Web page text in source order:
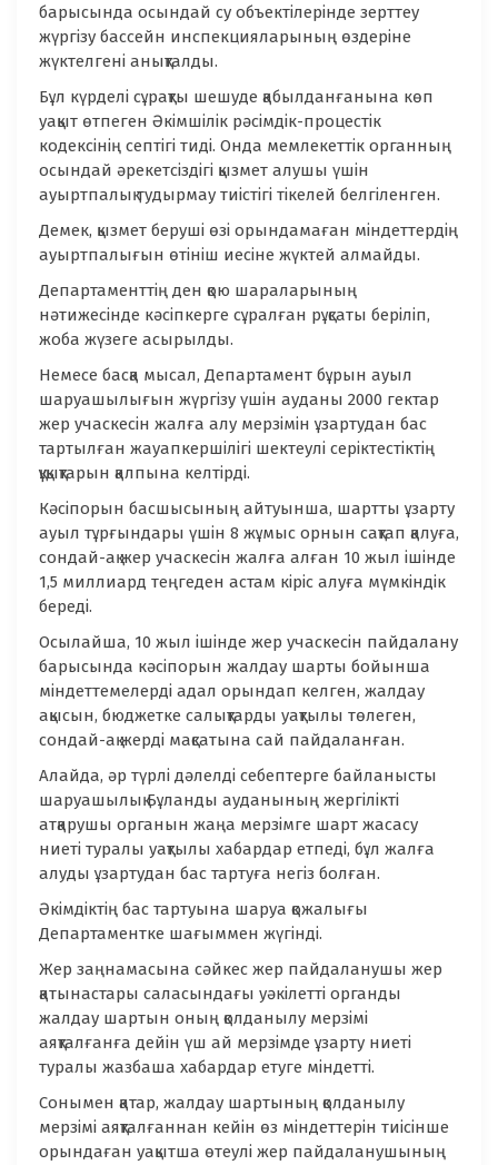
барысында осындай су объектілерінде зерттеу
жүргізу бассейн инспекцияларының өздеріне
жүктелгені анықталды.
Бұл күрделі сұрақты шешуде қабылданғанына көп
уақыт өтпеген Әкімшілік рәсімдік-процестік
кодексінің септігі тиді. Онда мемлекеттік органның
осындай әрекетсіздігі қызмет алушы үшін
ауыртпалық тудырмау тиістігі тікелей белгіленген.
Демек, қызмет беруші өзі орындамаған міндеттердің
ауыртпалығын өтініш иесіне жүктей алмайды.
Департаменттің ден қою шараларының
нәтижесінде кәсіпкерге сұралған рұқсаты беріліп,
жоба жүзеге асырылды.
Немесе басқа мысал, Департамент бұрын ауыл
шаруашылығын жүргізу үшін ауданы 2000 гектар
жер учаскесін жалға алу мерзімін ұзартудан бас
тартылған жауапкершілігі шектеулі серіктестіктің
құқықтарын қалпына келтірді.
Кәсіпорын басшысының айтуынша, шартты ұзарту
ауыл тұрғындары үшін 8 жұмыс орнын сақтап қалуға,
сондай-ақ жер учаскесін жалға алған 10 жыл ішінде
1,5 миллиард теңгеден астам кіріс алуға мүмкіндік
береді.
Осылайша, 10 жыл ішінде жер учаскесін пайдалану
барысында кәсіпорын жалдау шарты бойынша
міндеттемелерді адал орындап келген, жалдау
ақысын, бюджетке салықтарды уақтылы төлеген,
сондай-ақ жерді мақсатына сай пайдаланған.
Алайда, әр түрлі дәлелді себептерге байланысты
шаруашылық Бұланды ауданының жергілікті
атқарушы органын жаңа мерзімге шарт жасасу
ниеті туралы уақтылы хабардар етпеді, бұл жалға
алуды ұзартудан бас тартуға негіз болған.
Әкімдіктің бас тартуына шаруа қожалығы
Департаментке шағыммен жүгінді.
Жер заңнамасына сәйкес жер пайдаланушы жер
қатынастары саласындағы уәкілетті органды
жалдау шартын оның қолданылу мерзімі
аяқталғанға дейін үш ай мерзімде ұзарту ниеті
туралы жазбаша хабардар етуге міндетті.
Сонымен қатар, жалдау шартының қолданылу
мерзімі аяқталғаннан кейін өз міндеттерін тиісінше
орындаған уақытша өтеулі жер пайдаланушының